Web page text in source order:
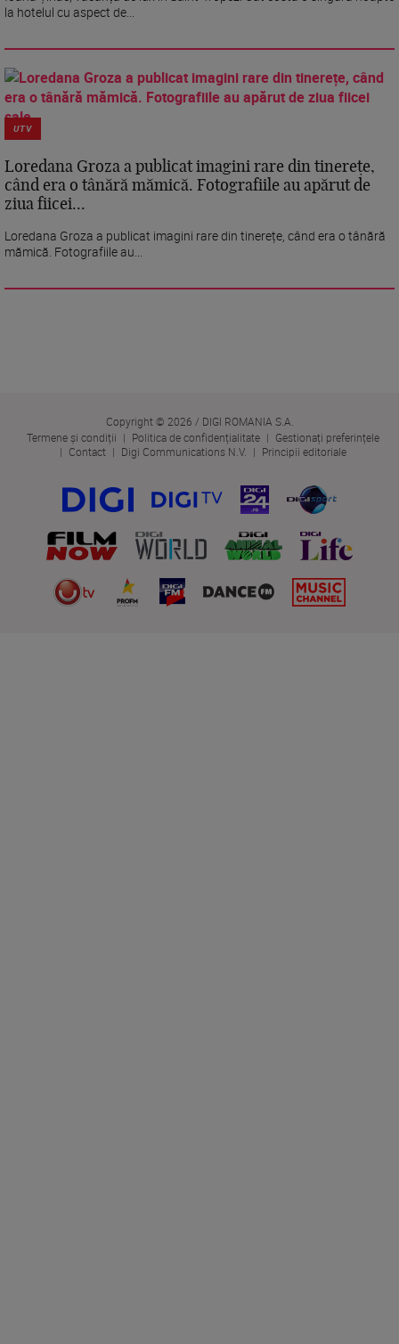
la hotelul cu aspect de...
UTV
Loredana Groza a publicat imagini rare din tinerețe,
când era o tânără mămică. Fotografiile au apărut de
ziua fiicei...
Loredana Groza a publicat imagini rare din tinerețe, când era o tânără
mămică. Fotografiile au...
Copyright © 2026 / DIGI ROMANIA S.A.
Termene și condiții
Politica de confidențialitate
Gestionați preferințele
Contact
Digi Communications N.V. Principii editoriale